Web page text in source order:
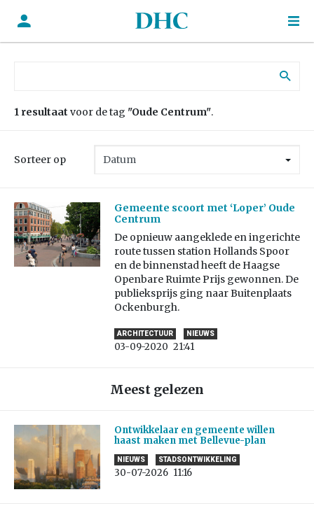
1 resultaat voor de tag "Oude Centrum".
Sorteer op
Gemeente scoort met ‘Loper’ Oude
Centrum
De opnieuw aangeklede en ingerichte
route tussen station Hollands Spoor
en de binnenstad heeft de Haagse
Openbare Ruimte Prijs gewonnen. De
publieksprijs ging naar Buitenplaats
Ockenburgh.
ARCHITECTUUR NIEUWS
03-09-2020 21:41
Meest gelezen
Ontwikkelaar en gemeente willen
haast maken met Bellevue-plan
NIEUWS STADSONTWIKKELING
30-07-2026 11:16